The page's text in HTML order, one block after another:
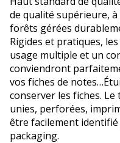
de qualité supérieure,
forêts gérées
Rigides et pratiques,
usage multiple et un
conviendront
vos fiches de
conserver les fiches. Le
unies, perforées,
être facilement
packaging.